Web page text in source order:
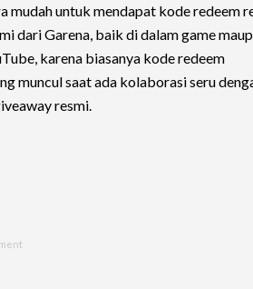
mudah untuk mendapat kode redeem
dari Garena, baik di dalam game
karena biasanya kode redeem
muncul saat ada kolaborasi seru
resmi.